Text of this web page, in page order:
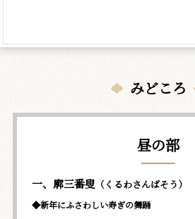
みどころ
昼の部
一、廓三番叟（くるわさんばそう）
◆新年にふさわしい寿ぎの舞踊